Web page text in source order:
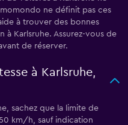
ne définit pas ces
à trouver des bonnes
à Karlsruhe. Assurez-vous de
de réserver.
à Karlsruhe,
sachez que la limite de
km/h, sauf indication